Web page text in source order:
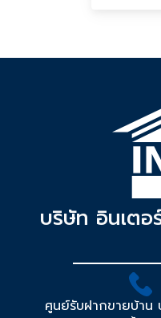
บริษัท อินเตอ
ศูนย์รับฝากขายบ้า